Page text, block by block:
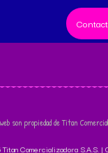
son propiedad de Titan
Comercializadora S.A.S. |